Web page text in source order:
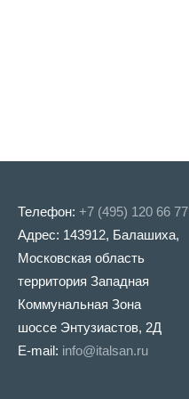
Телефон: +7 (495) 120 66 77
Адрес: 143912, Балашиха,
Московская область
территория Западная
Коммунальная Зона
шоссе Энтузиастов, 2Д
E-mail: info@italsan.ru